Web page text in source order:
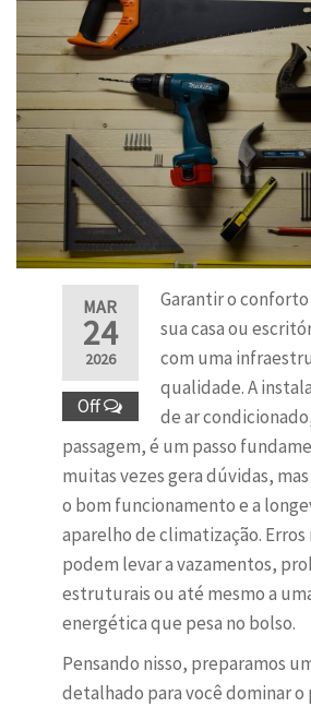
MAR
24
2026
Off
Garantir o
sua casa ou
com uma
qualidade. A
de ar
passagem, é um passo
muitas vezes gera dúvidas,
o bom funcionamento e a
aparelho de climatização. Erros
podem levar a vazamentos,
estruturais ou até mesmo a
energética que pesa no bolso.
Pensando nisso, preparamos
detalhado para você dominar o